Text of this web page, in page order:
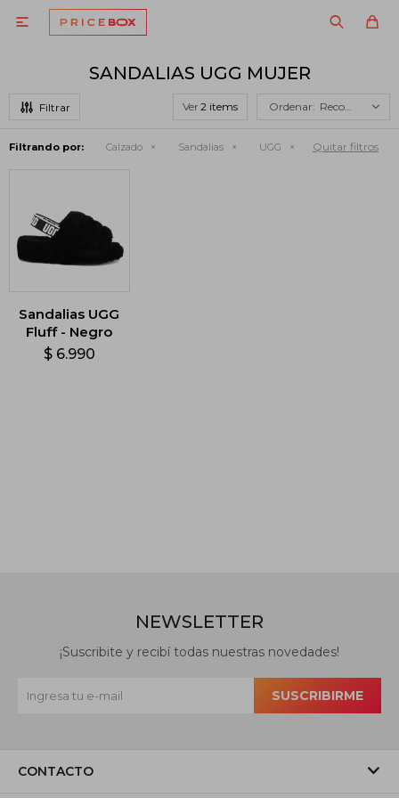

SANDALIAS UGG MUJER
Ver Recomendados
Filtrando por: Calzado Sandalias UGG Quitar filtros
Sandalias UGG
Fluff - Negro
$ 6.990
CONTACTO
NEWSLETTER
¡Suscribite y recibí todas nuestras novedades!
SUSCRIBIRME